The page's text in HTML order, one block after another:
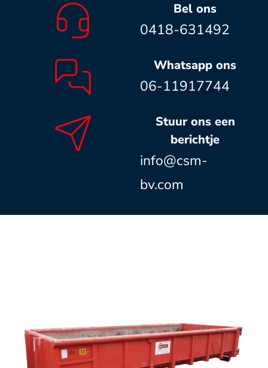
Bel ons
0418-631492
Whatsapp ons
06-11917744
Stuur ons een
berichtje
info@csm-
bv.com